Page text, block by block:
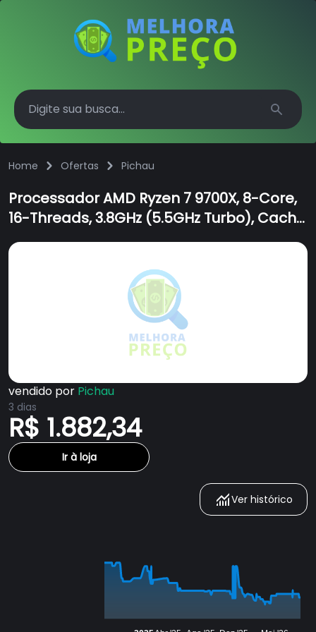
Search
Home Ofertas Pichau
Processador AMD Ryzen 7 9700X, 8-Core,
16-Threads, 3.8GHz (5.5GHz Turbo), Cache
40MB, AM5, 100-100001404WOF
vendido por Pichau
3 dias
R$ 1.882,34
Ir à loja
Ver histórico